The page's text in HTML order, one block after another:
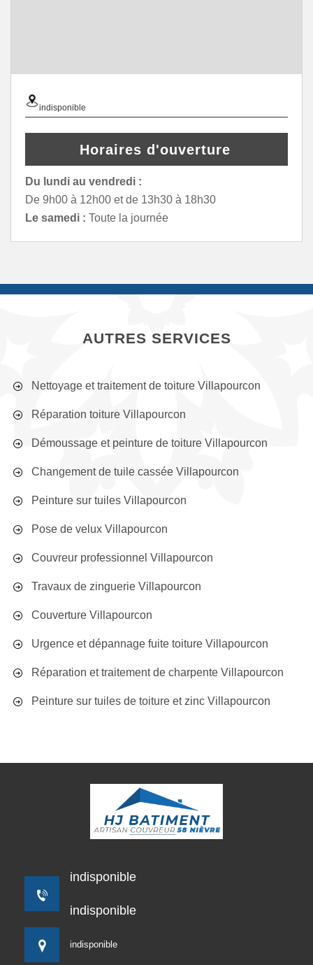
indisponible
Horaires d'ouverture
Du lundi au vendredi :
De 9h00 à 12h00 et de 13h30 à 18h30
Le samedi : Toute la journée
AUTRES SERVICES
Nettoyage et traitement de toiture Villapourcon
Réparation toiture Villapourcon
Démoussage et peinture de toiture Villapourcon
Changement de tuile cassée Villapourcon
Peinture sur tuiles Villapourcon
Pose de velux Villapourcon
Couvreur professionnel Villapourcon
Travaux de zinguerie Villapourcon
Couverture Villapourcon
Urgence et dépannage fuite toiture Villapourcon
Réparation et traitement de charpente Villapourcon
Peinture sur tuiles de toiture et zinc Villapourcon
indisponible
indisponible
indisponible